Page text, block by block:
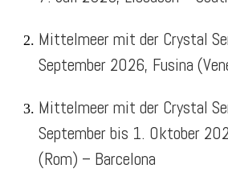
Mittelmeer mit der Crystal
September 2026, Fusina
Mittelmeer mit der Crystal
September bis 1. Oktober
(Rom) – Barcelona